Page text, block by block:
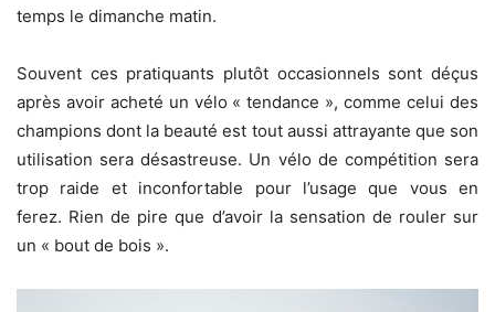
temps le dimanche matin.
Souvent ces pratiquants plutôt occasionnels sont déçus
après avoir acheté un vélo « tendance », comme celui des
champions dont la beauté est tout aussi attrayante que son
utilisation sera désastreuse. Un vélo de compétition sera
trop raide et inconfortable pour l’usage que vous en
ferez. Rien de pire que d’avoir la sensation de rouler sur
un « bout de bois ».